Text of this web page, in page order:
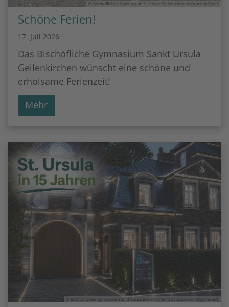
© Bischöfliches Gymnasium St. Ursula Geilenkirchen (Dominik Esser)
Schöne Ferien!
17. Juli 2026
Das Bischöfliche Gymnasium Sankt Ursula
Geilenkirchen wünscht eine schöne und
erholsame Ferienzeit!
Mehr
© Bischöfliches Gymnasium St. Ursula Geilenkirchen (Literaturkurs, KI-generiert)